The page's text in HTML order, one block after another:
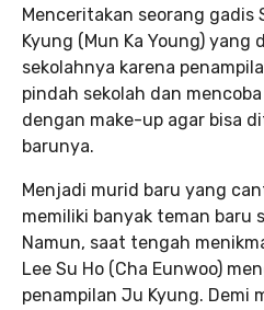
Menceritakan seorang gadis
Kyung (Mun Ka Young)
sekolahnya karena
pindah sekolah dan
dengan make-up agar bisa
barunya.
Menjadi murid baru yang
memiliki banyak teman baru
Namun, saat tengah
Lee Su Ho (Cha Eunwoo)
penampilan Ju Kyung. Demi